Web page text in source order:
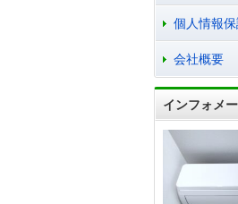
個人情報
会社概要
インフォメ